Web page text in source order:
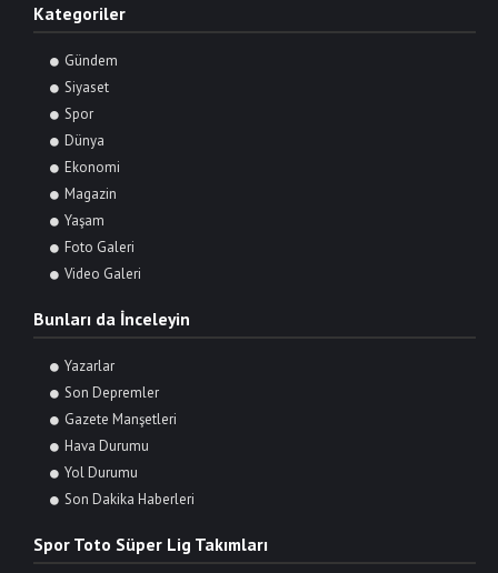
Kategoriler
Gündem
Siyaset
Spor
Dünya
Ekonomi
Magazin
Yaşam
Foto Galeri
Video Galeri
Bunları da İnceleyin
Yazarlar
Son Depremler
Gazete Manşetleri
Hava Durumu
Yol Durumu
Son Dakika Haberleri
Spor Toto Süper Lig Takımları